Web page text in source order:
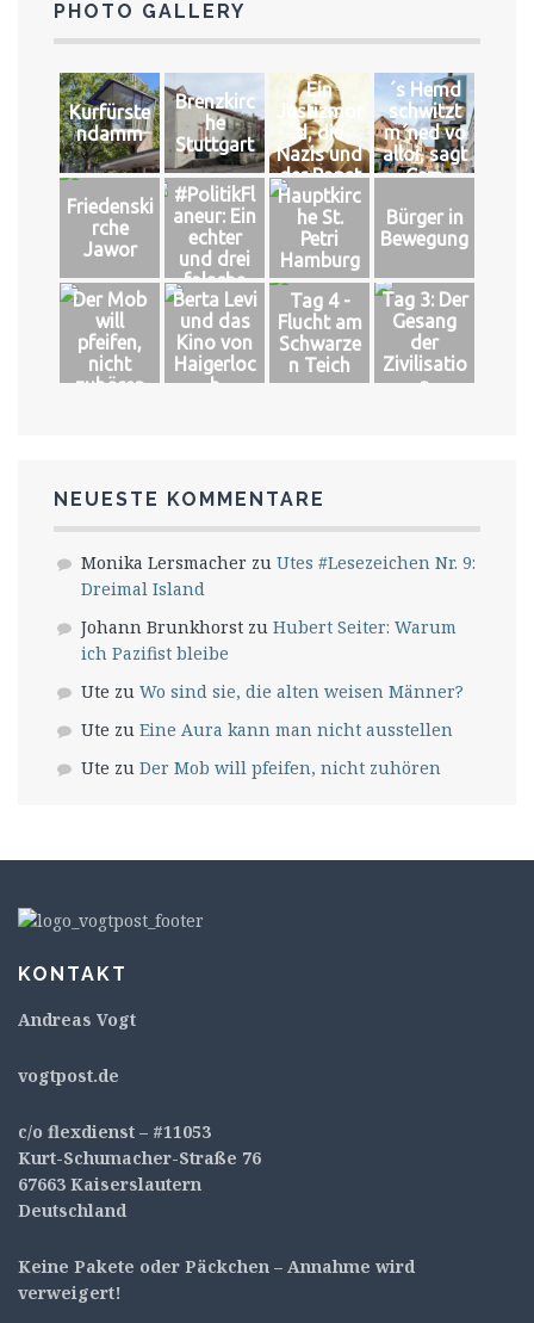
PHOTO GALLERY
Kurfürste
ndamm
Brenzkirc
he
Stuttgart
Ein
Justizmor
d, die
Nazis und
der Papst
´s Hemd
schwitzt
m´ned vo
alloi, sagt
Cem
Friedenski
rche
Jawor
#PolitikFl
aneur: Ein
echter
und drei
falsche
Könige
Hauptkirc
he St.
Petri
Hamburg
Bürger in
Bewegung
Der Mob
will
pfeifen,
nicht
zuhören
Berta Levi
und das
Kino von
Haigerloc
h
Tag 4 -
Flucht am
Schwarze
n Teich
Tag 3: Der
Gesang
der
Zivilisatio
n
NEUESTE KOMMENTARE
Monika Lersmacher zu Utes #Lesezeichen Nr. 9:
Dreimal Island
Johann Brunkhorst zu Hubert Seiter: Warum
ich Pazifist bleibe
Ute zu Wo sind sie, die alten weisen Männer?
Ute zu Eine Aura kann man nicht ausstellen
Ute zu Der Mob will pfeifen, nicht zuhören
KONTAKT
Andreas Vogt
vogtpost.de
c/o flexdienst – #11053
Kurt-Schumacher-Straße 76
67663 Kaiserslautern
Deutschland
Keine Pakete oder Päckchen – Annahme wird
verweigert!